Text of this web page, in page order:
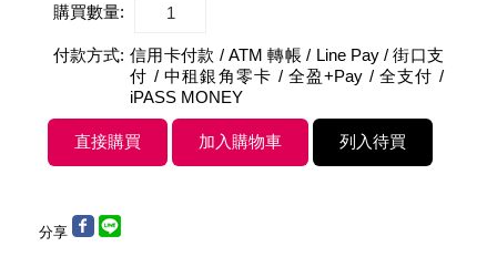
購買數量:
付款方式: 信用卡付款 / ATM 轉帳 / Line Pay / 街口支
付 / 中租銀角零卡 / 全盈+Pay / 全支付 /
iPASS MONEY
分享